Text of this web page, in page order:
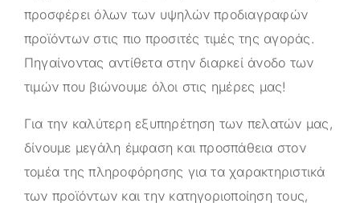
προσφέρει όλων των υψηλών προδιαγραφών
προϊόντων στις πιο προσιτές τιμές της αγοράς.
Πηγαίνοντας αντίθετα στην διαρκεί άνοδο των
τιμών που βιώνουμε όλοι στις ημέρες μας!
Για την καλύτερη εξυπηρέτηση των πελατών μας,
δίνουμε μεγάλη έμφαση και προσπάθεια στον
τομέα της πληροφόρησης για τα χαρακτηριστικά
των προϊόντων και την κατηγοριοποίηση τους,